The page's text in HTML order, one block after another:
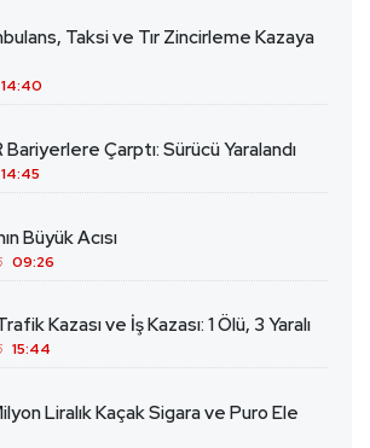
Taksi ve Tır Zincirleme Kazaya
14:40
Bariyerlere Çarptı: Sürücü Yaralandı
14:45
Büyük Acısı
09:26
Kazası ve İş Kazası: 1 Ölü, 3 Yaralı
15:44
Liralık Kaçak Sigara ve Puro Ele